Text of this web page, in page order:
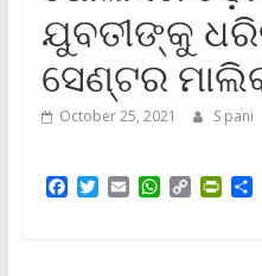
ଯୁବତୀଙ୍କୁ
ସେଣ୍ଟର
October 25, 2021 S pani
F
T
E
W C
P
S